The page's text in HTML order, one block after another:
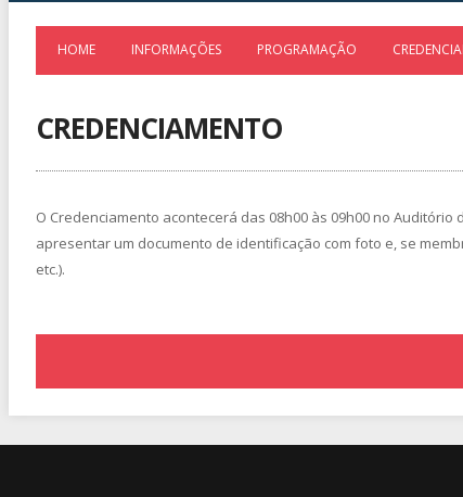
HOME INFORMAÇÕES PROGRAMAÇÃO
CREDENCIAMENTO
O Credenciamento acontecerá das 08h00 às 09h00 no
apresentar um documento de identificação com foto e, se
etc.).